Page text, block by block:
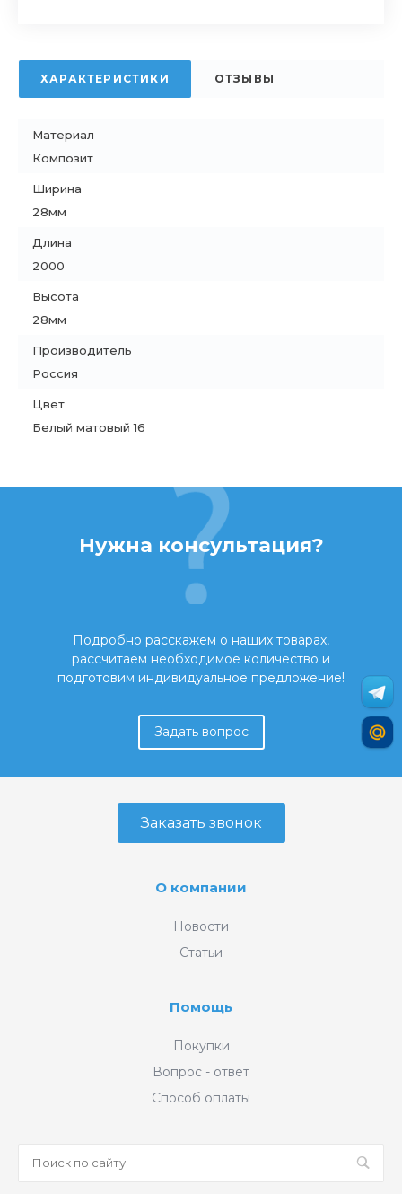
ХАРАКТЕРИСТИКИ ОТЗЫВЫ
Материал
Композит
Ширина
28мм
Длина
2000
Высота
28мм
Производитель
Россия
Цвет
Белый матовый 16
Нужна консультация?
Подробно расскажем о наших товарах,
рассчитаем необходимое количество и
подготовим индивидуальное предложение!
Задать вопрос
Заказать звонок
О компании
Новости
Статьи
Помощь
Покупки
Вопрос - ответ
Способ оплаты